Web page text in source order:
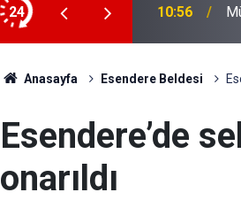
24 10:56
Anasayfa Esendere Beldesi
Esendere’de
onarıldı